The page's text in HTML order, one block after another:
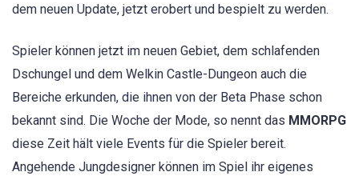
dem neuen Update, jetzt erobert und bespielt zu werden.
Spieler können jetzt im neuen Gebiet, dem schlafenden
Dschungel und dem Welkin Castle-Dungeon auch die
Bereiche erkunden, die ihnen von der Beta Phase schon
bekannt sind. Die Woche der Mode, so nennt das MMORPG
diese Zeit hält viele Events für die Spieler bereit.
Angehende Jungdesigner können im Spiel ihr eigenes